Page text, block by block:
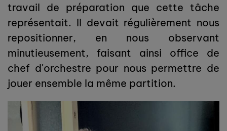
travail de préparation que cette tâche
représentait. Il devait régulièrement nous
repositionner, en nous observant
minutieusement, faisant ainsi office de
chef d'orchestre pour nous permettre de
jouer ensemble la même partition.